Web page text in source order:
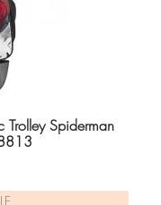
Trolley Spiderman